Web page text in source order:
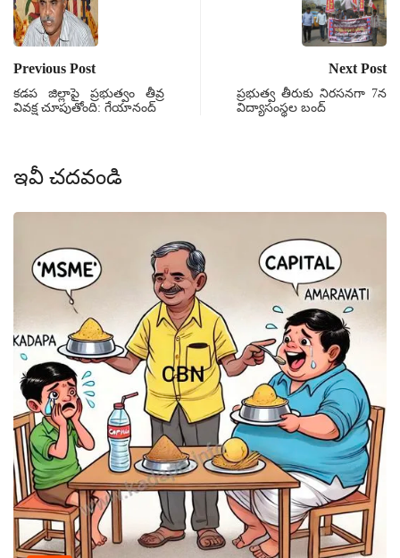
Previous Post
కడప జిల్లాపై ప్రభుత్వం తీవ్ర
వివక్ష చూపుతోంది: గేయానంద్
Next Post
ప్రభుత్వ తీరుకు నిరసనగా 7న
విద్యాసంస్థల బంద్
ఇవీ చదవండి